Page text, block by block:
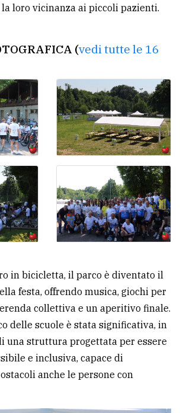
loro vicinanza ai piccoli pazienti.
(vedi tutte le 16
in bicicletta, il parco è diventato il
festa, offrendo musica, giochi per
collettiva e un aperitivo finale.
delle scuole è stata significativa, in
una struttura progettata per essere
e inclusiva, capace di
anche le persone con